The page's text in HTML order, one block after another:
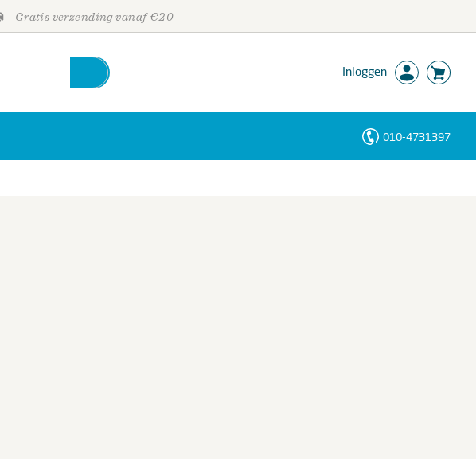
Gratis verzending vanaf €20
Inloggen
010-4731397
Personen